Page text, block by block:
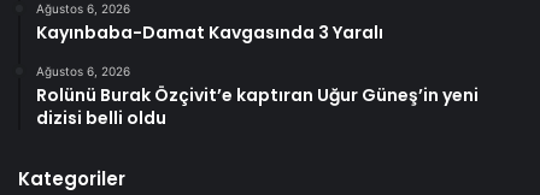
Ağustos 6, 2026
Kayınbaba-Damat Kavgasında 3 Yaralı
Ağustos 6, 2026
Rolünü Burak Özçivit’e kaptıran Uğur Güneş’in yeni
dizisi belli oldu
Kategoriler